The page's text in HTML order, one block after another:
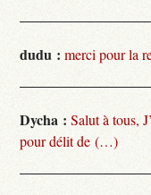
dudu : merci pour la
Dycha : Salut à tous,
pour délit de (…)